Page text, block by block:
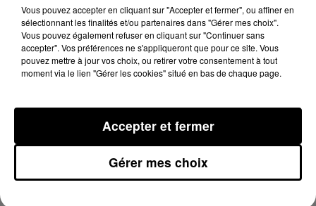
23 avril 2025 - 4 min 34 sec
LES INFOS DU COMMINGES DU 23/04/2025 À
16H59
Podcast infos du Comminges
Vous pouvez accepter en cliquant sur "Accepter et fermer", ou affiner en
sélectionnant les finalités et/ou partenaires dans "Gérer mes choix".
Vous pouvez également refuser en cliquant sur "Continuer sans
accepter". Vos préférences ne s'appliqueront que pour ce site. Vous
pouvez mettre à jour vos choix, ou retirer votre consentement à tout
moment via le lien "Gérer les cookies" situé en bas de chaque page.
Gérer mes choix
Accepter et fermer